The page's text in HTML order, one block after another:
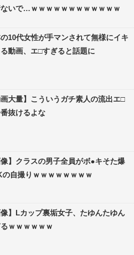
ないで…ｗｗｗｗｗｗｗｗｗｗｗｗ
の10代女性が手マンされて無様にイキ
る動画、エ□すぎると話題に
画大量】こういうガチ素人の流出エ□
抜けるよな
像】クラスの男子全員がボ●キそた爆
の自撮りｗｗｗｗｗｗｗｗ
像】Lカップ裏垢女子、たゆんたゆん
ｗｗｗｗｗｗ